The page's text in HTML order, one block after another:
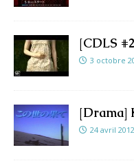
[CDLS
3 octobre
[Drama]
24 avril 2012